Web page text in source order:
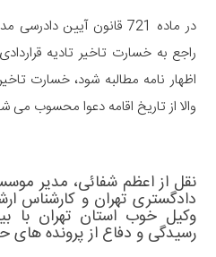
در ماده 721 قانون آیین دادرسی
راجع به خسارت تاخیر تادیه
اظهار نامه مطالبه شود، خسارت
والا از تاریخ اقامه دعوا محسوب می
نقل از اعظم شفائی، مدیر
دادگستری تهران و کارشناس
وکیل خوب استان تهران
رسیدگی و دفاع از پرونده های